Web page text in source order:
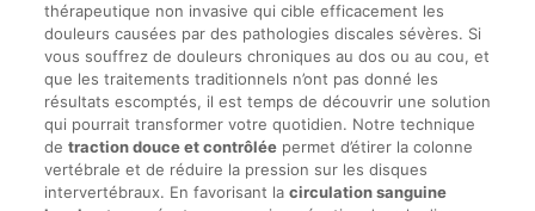
thérapeutique non invasive qui cible efficacement les
douleurs causées par des pathologies discales sévères. Si
vous souffrez de douleurs chroniques au dos ou au cou, et
que les traitements traditionnels n’ont pas donné les
résultats escomptés, il est temps de découvrir une solution
qui pourrait transformer votre quotidien. Notre technique
de traction douce et contrôléepermet d’étirer la colonne
vertébrale et de réduire la pression sur les disques
intervertébraux. En favorisant la circulation sanguine